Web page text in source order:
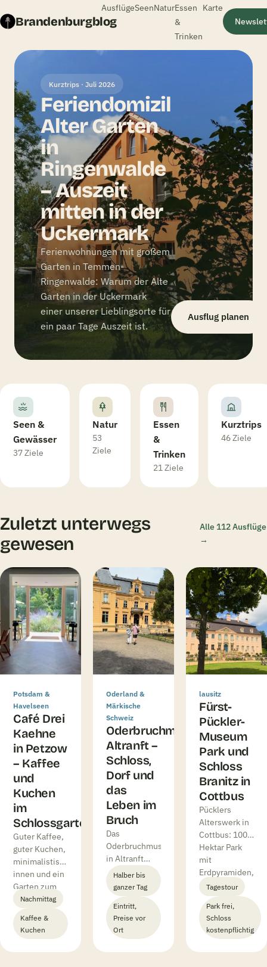
Brandenburgblog
AusflügeSeenNaturEssen
&
Trinken
Karte
Kurztrips · Juli 2026
Feriendomizil
Alter Garten
in
Ringenwalde
– Auszeit
mitten in der
Uckermark
Ferienwohnungen mit großem
Garten in Temmen-
Ringenwalde: Warum der Alte
Garten in der Uckermark
einer unserer Lieblingsorte für
ein paar Tage Auszeit ist.
Ausflug planen
Seen &
Gewässer
37 Ziele
Natur
53
Ziele
Essen
&
Trinken
21 Ziele
Kurztrips
46 Ziele
Zuletzt unterwegs
gewesen
Alle 112 Ausflüge
→
Potsdam &
Havelseen
Café Drei
Kaehne
in Petzow
– Kaffee
und
Kuchen
im
Schlossgarten
Guter Kaffee,
guter Kuchen,
minimalistisch
innen und ein
Garten zum
Sitzenbleiben:
Das Café Drei
Kaehne am
Schlossgarten
Nachmittag
Kaffee &
Kuchen
Oderland &
Märkische
Schweiz
Oderbruchmuseum
Altranft –
Schloss,
Dorf und
das
Leben im
Bruch
Das
Oderbruchmuseum
in Altranft
erzählt im
Schloss und
an Stationen
im Dorf vom
Leben im
Bruch.
Halber bis
ganzer Tag
Eintritt,
Preise vor
Ort
lausitz
Fürst-
Pückler-
Museum
Park und
Schloss
Branitz in
Cottbus
Pücklers
Alterswerk in
Cottbus: 100
Hektar Park
mit
Erdpyramiden,
ein Schloss
mit
Orienträumen
und Austern
im Garten des
Tagestour
Park frei,
Schloss
kostenpflichtig